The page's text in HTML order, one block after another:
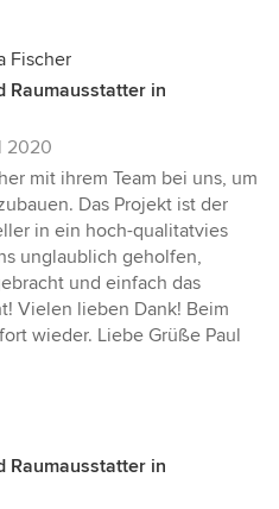
Fischer
Raumausstatter in
2020
mit ihrem Team bei uns, um
Das Projekt ist der
in ein hoch-qualitatvies
unglaublich geholfen,
und einfach das
Vielen lieben Dank! Beim
wieder. Liebe Grüße Paul
Raumausstatter in